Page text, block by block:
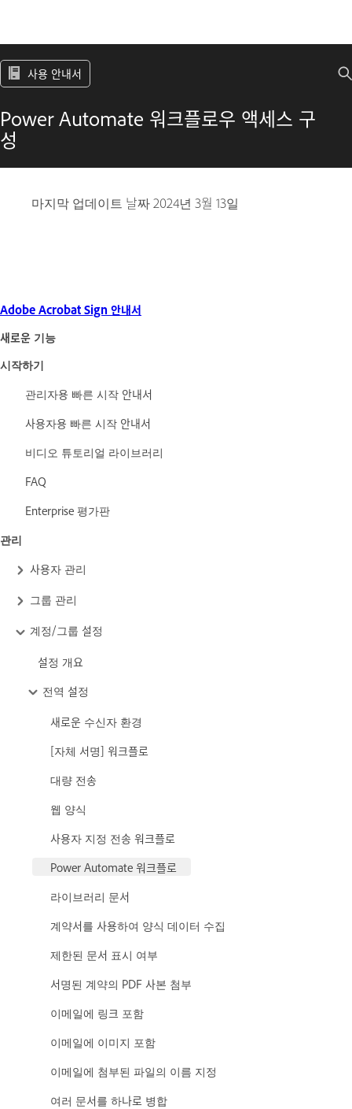
사용 안내서
Power Automate 워크플로우 액세스 구
성
마지막 업데이트 날짜2024년 3월 13일
Adobe Acrobat Sign 안내서
새로운 기능
시작하기
관리자용 빠른 시작 안내서
사용자용 빠른 시작 안내서
비디오 튜토리얼 라이브러리
FAQ
Enterprise 평가판
관리
사용자 관리
그룹 관리
계정/그룹 설정
설정 개요
전역 설정
새로운 수신자 환경
[자체 서명] 워크플로
대량 전송
웹 양식
사용자 지정 전송 워크플로
Power Automate 워크플로
라이브러리 문서
계약서를 사용하여 양식 데이터 수집
제한된 문서 표시 여부
서명된 계약의 PDF 사본 첨부
이메일에 링크 포함
이메일에 이미지 포함
이메일에 첨부된 파일의 이름 지정
여러 문서를 하나로 병합